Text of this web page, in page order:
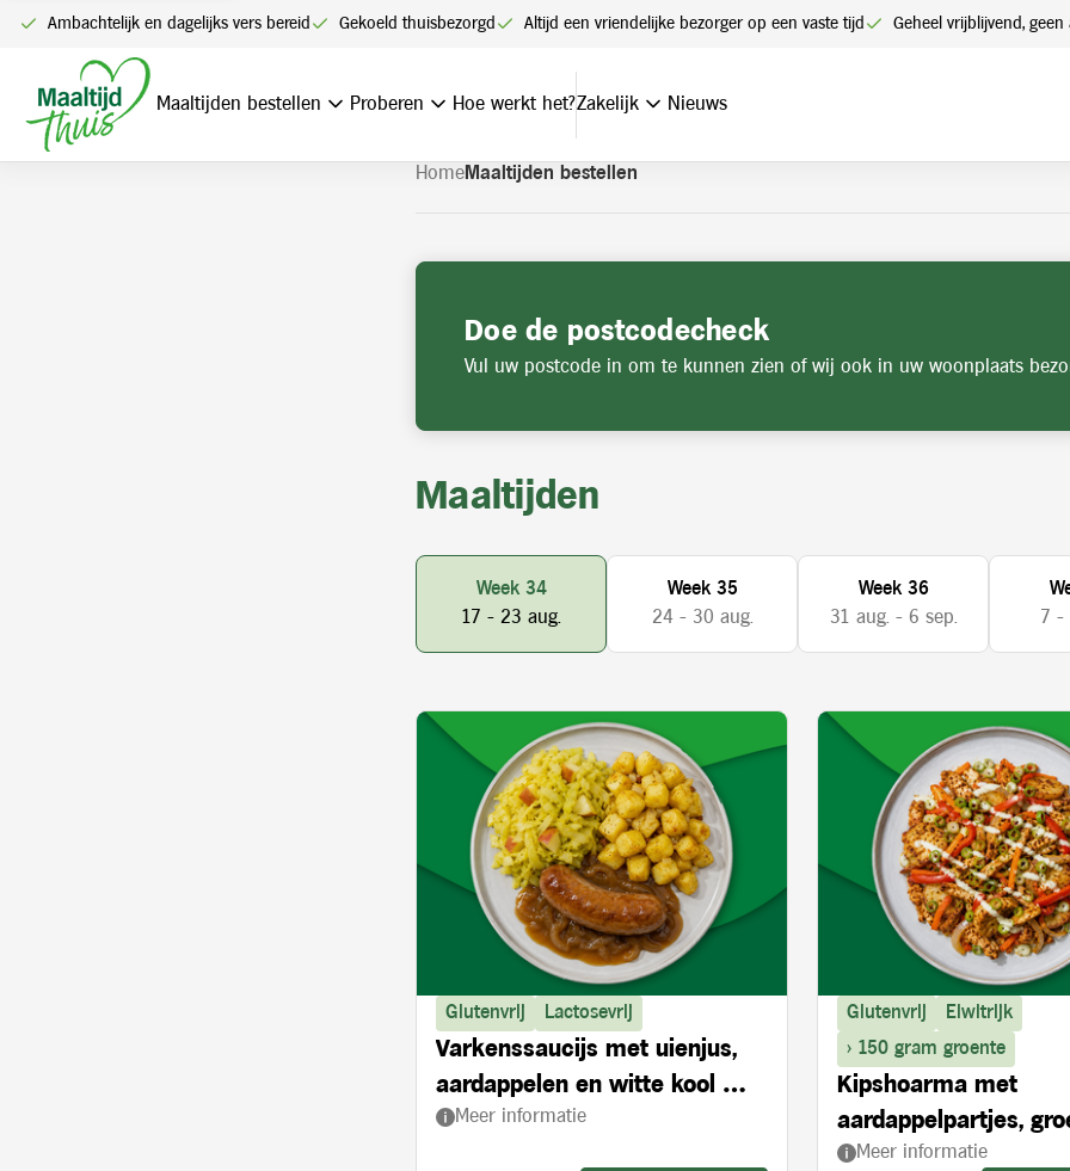
Ambachtelijk en dagelijks vers bereid Gekoeld thuisbezorgd Altijd een vriendelijke bezorger op een vaste tijd Geheel vrijblijvend,
Maaltijden bestellen Proberen Hoe werkt het?Zakelijk Nieuws
U kunt alleen bestellen met een account. Heeft u nog geen account? Vraag hier uw
Navigatie
overslaan
Home Maaltijden bestellen
Doe de postcodecheck
Vul uw postcode in om te kunnen zien of wij ook in uw woonplaats
Maaltijden
Week 34
17 - 23 aug.
Week 35
24 - 30 aug.
Week 36
31 aug. - 6 sep.
7 -
Glutenvrij Lactosevrij
Varkenssaucijs met uienjus,
aardappelen en witte kool met
kerrie en appelstukjes
Meer informatie
Glutenvrij
Eiwitrijk
> 150 gram groente
Kipshoarma met
aardappelpartjes,
en knoflooksaus
Meer informatie